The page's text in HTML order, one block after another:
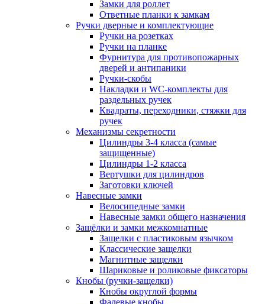
Замки для роллет
Ответные планки к замкам
Ручки дверные и комплектующие
Ручки на розетках
Ручки на планке
Фурнитура для противопожарных
дверей и антипаники
Ручки-скобы
Накладки и WC-комплекты для
раздельных ручек
Квадраты, переходники, стяжки для
ручек
Механизмы секретности
Цилиндры 3-4 класса (самые
защищенные)
Цилиндры 1-2 класса
Вертушки для цилиндров
Заготовки ключей
Навесные замки
Велосипедные замки
Навесные замки общего назначения
Защёлки и замки межкомнатные
Защелки с пластиковым язычком
Классические защелки
Магнитные защелки
Шариковые и роликовые фиксаторы
Кнобы (ручки-защелки)
Кнобы округлой формы
Фалевые кнобы